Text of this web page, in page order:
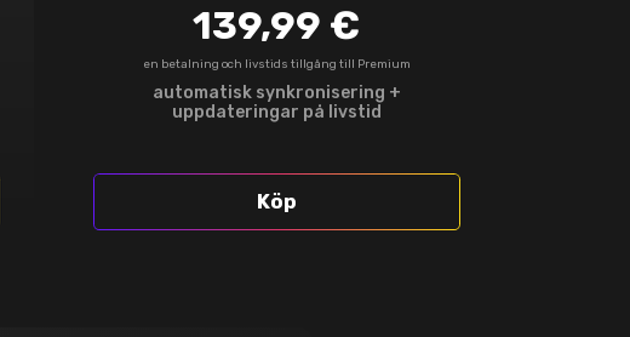
139,99 €
en betalning och livstids tillgång till Premium
automatisk synkronisering +
uppdateringar på livstid
Köp